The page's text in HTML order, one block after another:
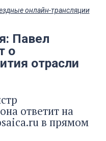
онлайн-трансляции
Павел
о
отрасли
ответит на
в прямом